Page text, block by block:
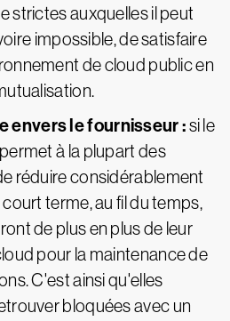
strictes auxquelles il peut
impossible, de satisfaire
de cloud public en
envers le fournisseur :si le
à la plupart des
réduire considérablement
terme, au fil du temps,
de plus en plus de leur
pour la maintenance de
C'est ainsi qu'elles
bloquées avec un